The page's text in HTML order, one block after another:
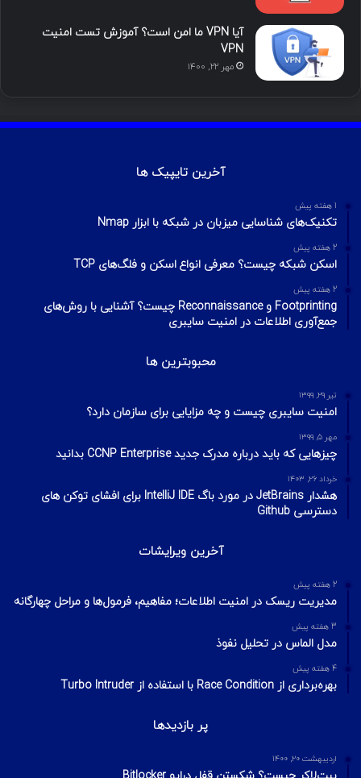
آیا VPN ما امن است؟ آموزش تست امنیت
VPN
مهر ۲۲, ۱۴۰۰
آخرین تایپیک ها
1 هفته پیش
تکنیک‌های شناسایی میزبان در شبکه با ابزار Nmap
2 هفته پیش
اسکن شبکه چیست؟ معرفی انواع اسکن و فلگ‌های TCP
2 هفته پیش
Footprinting و Reconnaissance چیست؟ آشنایی با روش‌های
جمع‌آوری اطلاعات در امنیت سایبری
محبوبترین ها
تیر ۲۹, ۱۳۹۹
امنیت سایبری چیست و چه مزایایی برای سازمان دارد؟
مهر ۵, ۱۳۹۹
چیزهایی که باید درباره مدرک جدید CCNP Enterprise بدانید
خرداد ۲۶, ۱۴۰۳
هشدار JetBrains در مورد باگ IntelliJ IDE برای افشای توکن های
دسترسی Github
آخرین ویرایشات
2 هفته پیش
مدیریت ریسک در امنیت اطلاعات؛ مفاهیم، فرمول‌ها و مراحل چهارگانه
3 هفته پیش
مدل الماس در تحلیل نفوذ
4 هفته پیش
بهره‌برداری از Race Condition با استفاده از Turbo Intruder
پر بازدیدها
اردیبهشت ۲۰, ۱۴۰۰